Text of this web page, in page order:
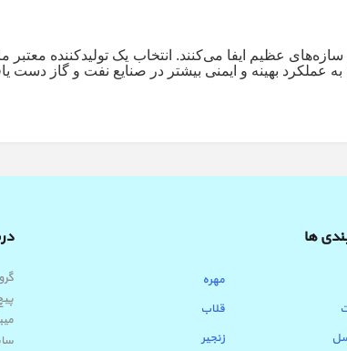
عظیم ایفا می‌کنند. انتخاب یک تولیدکننده معتبر
عملکرد بهینه و ایمنی بیشتر در صنایع نفت و گاز دست
ها
مهره
قلاب
زنجیر